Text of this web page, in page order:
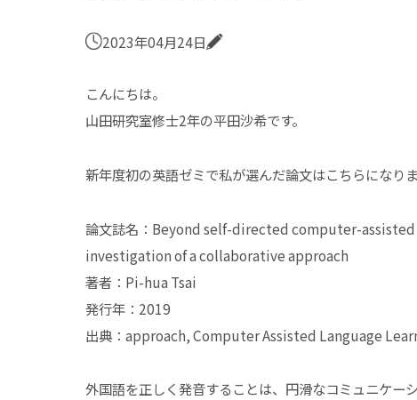
2023年04月24日
こんにちは。
山田研究室修士2年の平田沙希です。
新年度初の英語ゼミで私が選んだ論文はこちらになりま
論文誌名：Beyond self-directed computer-
investigation of a collaborative approach
著者：Pi-hua Tsai
発行年：2019
出典：approach, Computer Assisted Language
外国語を正しく発音することは、円滑なコミュニケー